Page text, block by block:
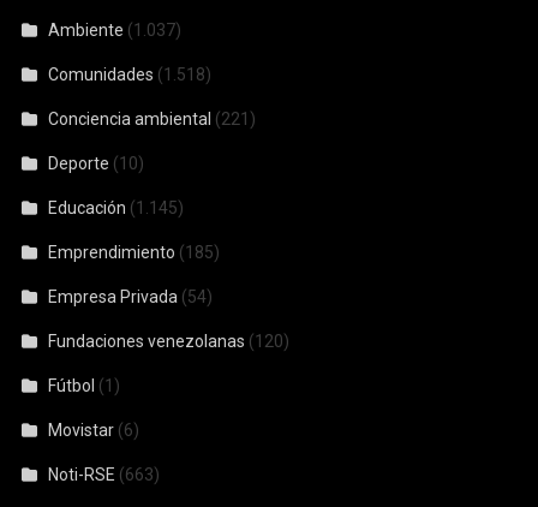
Ambiente (1.037)
Comunidades (1.518)
Conciencia ambiental (221)
Deporte (10)
Educación (1.145)
Emprendimiento (185)
Empresa Privada (54)
Fundaciones venezolanas (120)
Fútbol (1)
Movistar (6)
Noti-RSE (663)